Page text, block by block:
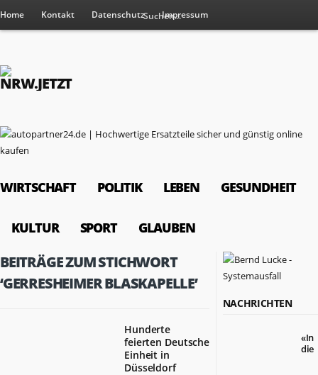
Home Kontakt Datenschutz Impressum
WIRTSCHAFT POLITIK LEBEN GESUNDHEIT
KULTUR SPORT GLAUBEN
BEITRÄGE ZUM STICHWORT
‘GERRESHEIMER BLASKAPELLE’
Hunderte
feierten Deutsche
Einheit in
Düsseldorf
NACHRICHTEN
«In
die